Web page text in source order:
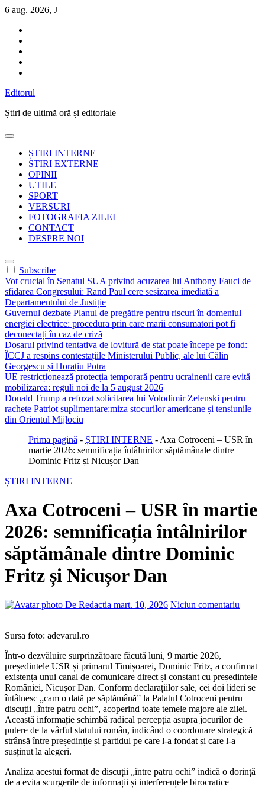
Sari
conținut
6 aug. 2026, J
Editorul
Știri de ultimă oră și editoriale
ȘTIRI INTERNE
STIRI EXTERNE
OPINII
UTILE
SPORT
VERSURI
FOTOGRAFIA ZILEI
CONTACT
DESPRE NOI
Subscribe
Vot crucial în Senatul SUA privind acuzarea lui Anthony Fauci de
sfidarea Congresului: Rand Paul cere sesizarea imediată a
Departamentului de Justiție
Guvernul dezbate Planul de pregătire pentru riscuri în domeniul
energiei electrice: procedura prin care marii consumatori pot fi
deconectați în caz de criză
Dosarul privind tentativa de lovitură de stat poate începe pe fond:
ÎCCJ a respins contestațiile Ministerului Public, ale lui Călin
Georgescu și Horațiu Potra
UE restricționează protecția temporară pentru ucrainenii care evită
mobilizarea: reguli noi de la 5 august 2026
Donald Trump a refuzat solicitarea lui Volodimir Zelenski pentru
rachete Patriot suplimentare:miza stocurilor americane și tensiunile
din Orientul Mijlociu
Prima pagină - ȘTIRI INTERNE - Axa Cotroceni – USR în
martie 2026: semnificația întâlnirilor săptămânale dintre
Dominic Fritz și Nicușor Dan
ȘTIRI INTERNE
Axa Cotroceni – USR în martie
2026: semnificația întâlnirilor
săptămânale dintre Dominic
Fritz și Nicușor Dan
De Redactia mart. 10, 2026 Niciun comentariu
Sursa foto: adevarul.ro
Într-o dezvăluire surprinzătoare făcută luni, 9 martie 2026,
președintele USR și primarul Timișoarei, Dominic Fritz, a confirmat
existența unui canal de comunicare direct și constant cu președintele
României, Nicușor Dan. Conform declarațiilor sale, cei doi lideri se
întâlnesc „cam o dată pe săptămână” la Palatul Cotroceni pentru
discuții „între patru ochi”, acoperind toate temele majore ale zilei.
Această informație schimbă radical percepția asupra jocurilor de
putere de la vârful statului român, indicând o coordonare strategică
strânsă între președinție și partidul pe care l-a fondat și care l-a
susținut la alegeri.
Analiza acestui format de discuții „între patru ochi” indică o dorință
de a evita scurgerile de informații și interferențele birocratice